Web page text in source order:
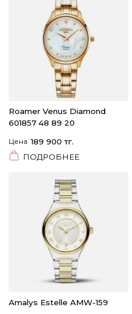
Roamer Venus Diamond
601857 48 89 20
Цена 189 900 тг.
ПОДРОБНЕЕ
Amalys Estelle AMW-159